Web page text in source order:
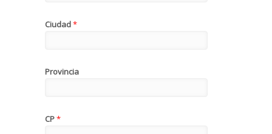
Ciudad*
Provincia
CP*